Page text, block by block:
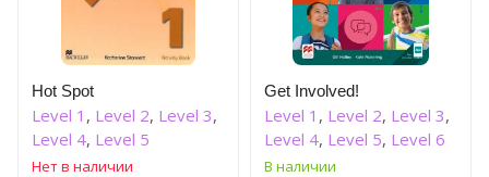
Hot Spot
Level 1 , Level 2, Level 3,
Level 4, Level 5
Нет в наличии
Get Involved!
Level 1 , Level 2, Level 3,
Level 4, Level 5, Level 6
В наличии